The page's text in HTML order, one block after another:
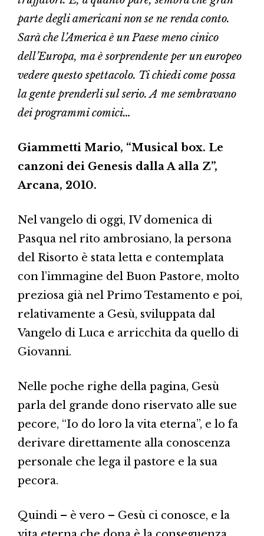
parte degli americani non se ne renda conto.
Sarà che l’America è un Paese meno cinico
dell’Europa, ma è sorprendente per un europeo
vedere questo spettacolo. Ti chiedi come possa
la gente prenderli sul serio. A me sembravano
dei programmi comici…
Giammetti Mario, “Musical box. Le
canzoni dei Genesis dalla A alla Z”,
Arcana, 2010.
Nel vangelo di oggi, IV domenica di
Pasqua nel rito ambrosiano, la persona
del Risorto è stata letta e contemplata
con l’immagine del Buon Pastore, molto
preziosa già nel Primo Testamento e poi,
relativamente a Gesù, sviluppata dal
Vangelo di Luca e arricchita da quello di
Giovanni.
Nelle poche righe della pagina, Gesù
parla del grande dono riservato alle sue
pecore, “Io do loro la vita eterna”, e lo fa
derivare direttamente alla conoscenza
personale che lega il pastore e la sua
pecora.
Quindi – è vero – Gesù ci conosce, e la